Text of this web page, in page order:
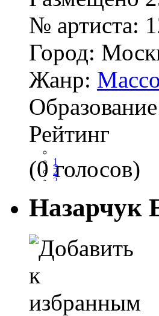
№ артиста:
Город:
Жанр:
Рейтинг
1
2
3
(0 голосов)
Назарчук